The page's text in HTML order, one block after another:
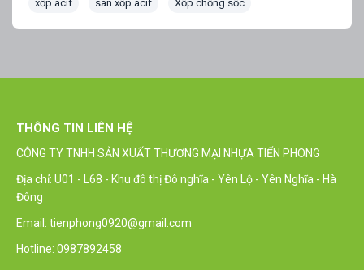
xốp acif sàn xốp acif Xốp chống sốc
THÔNG TIN LIÊN HỆ
CÔNG TY TNHH SẢN XUẤT THƯƠNG MẠI NHỰA TIẾN PHONG
Địa chỉ: U01 - L68 - Khu đô thị Đô nghĩa - Yên Lộ - Yên Nghĩa - Hà
Đông
Email: tienphong0920@gmail.com
Hotline: 0987892458